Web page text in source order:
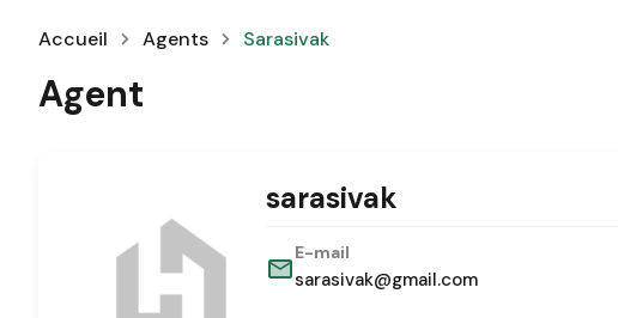
Accueil Agents Sarasivak
Agent
sarasivak
E-mail
sarasivak@gmail.com